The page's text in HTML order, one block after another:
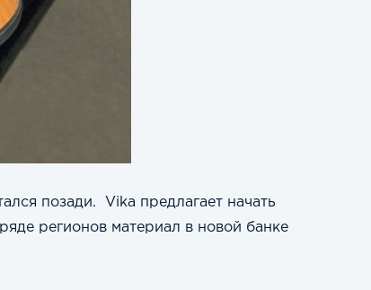
позади. Vika предлагает начать
регионов материал в новой банке